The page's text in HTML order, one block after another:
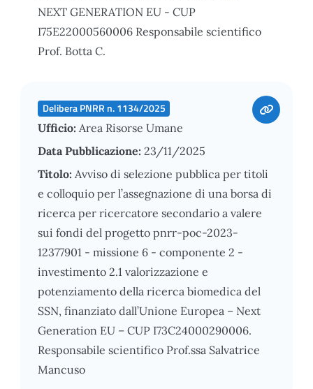
NEXT GENERATION EU - CUP
I75E22000560006 Responsabile scientifico
Prof. Botta C.
Delibera PNRR n. 1134/2025
Ufficio: Area Risorse Umane
Data Pubblicazione: 23/11/2025
Titolo: Avviso di selezione pubblica per titoli
e colloquio per l’assegnazione di una borsa di
ricerca per ricercatore secondario a valere
sui fondi del progetto pnrr-poc-2023-
12377901 - missione 6 - componente 2 -
investimento 2.1 valorizzazione e
potenziamento della ricerca biomedica del
SSN, finanziato dall’Unione Europea – Next
Generation EU – CUP I73C24000290006.
Responsabile scientifico Prof.ssa Salvatrice
Mancuso